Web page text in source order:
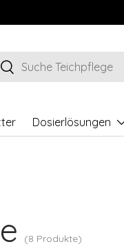
Suchen
Dosierlösungen
(8 Produkte)